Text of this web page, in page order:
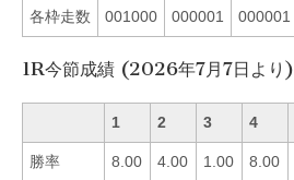
各枠走数 001000 000001 000001
1R今節成績 (2026年7月7日より)
1 2 3 4
勝率 8.00 4.00 1.00 8.00